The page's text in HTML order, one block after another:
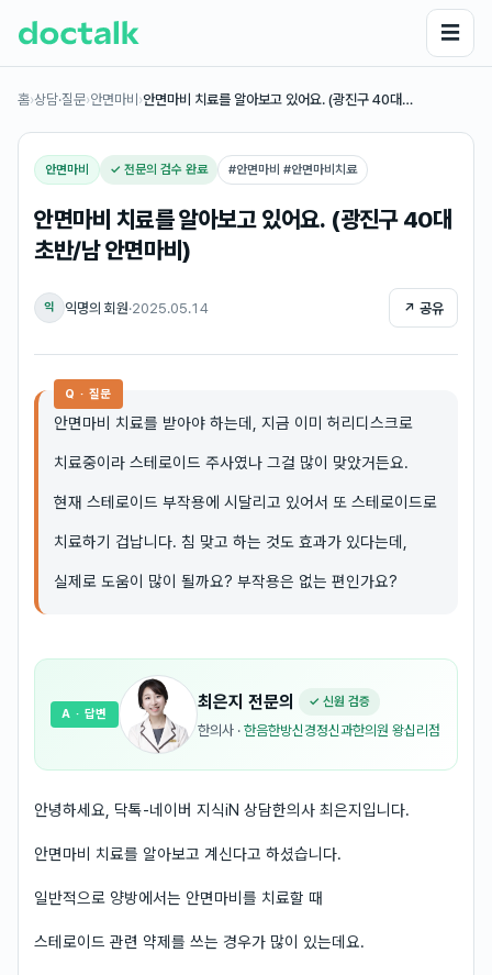
☰
홈›상담·질문›안면마비 ›안면마비 치료를 알아보고 있어요. (광진구 40대…
안면마비 ✓ 전문의 검수 완료 #안면마비 #안면마비치료
안면마비 치료를 알아보고 있어요. (광진구 40대
초반/남 안면마비)
익 익명의 회원·2025.05.14 ↗ 공유
Q · 질문
안면마비 치료를 받아야 하는데, 지금 이미 허리디스크로
치료중이라 스테로이드 주사였나 그걸 많이 맞았거든요.
현재 스테로이드 부작용에 시달리고 있어서 또 스테로이드로
치료하기 겁납니다. 침 맞고 하는 것도 효과가 있다는데,
실제로 도움이 많이 될까요? 부작용은 없는 편인가요?
최은지 전문의 ✓ 신원 검증
한의사 · 한음한방신경정신과한의원 왕십리점
A · 답변
안녕하세요, 닥톡-네이버 지식iN 상담한의사 최은지입니다.
안면마비 치료를 알아보고 계신다고 하셨습니다.
일반적으로 양방에서는 안면마비를 치료할 때
스테로이드 관련 약제를 쓰는 경우가 많이 있는데요.